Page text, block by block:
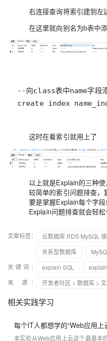
右连接查询将索引建到左
在这里就向别名为b表中
create index
这时在看索引就用上了
以上就是Explain的三种
较简单的索引问题排查，
要是掌握Explain每个字
Explain问题排查就会轻
文章标签： 云数据库 RDS MySQL 版
关系型数据库
关键词：
explain SQL
来 源：
开发者社区 > 数据库 >
相关实践学习
每个IT人都想学的“Web应用上
本实验从Web应用上云这个最基本